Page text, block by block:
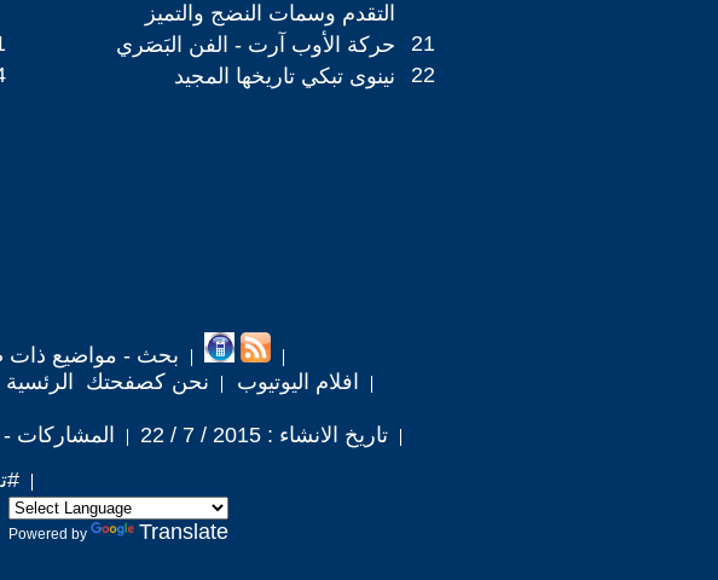
التقدم وسمات النضج والتميز
حركة الأوب آرت - الفن البَصَري
21
نينوى تبكي تاريخها المجيد 22
بحث - مواضيع ذات
افلام اليوتيوب
نحن كصفحتك الرئسية
تاريخ الانشاء : 2015 / 7 / 22
المشاركات - 22 -
Powered by Translate